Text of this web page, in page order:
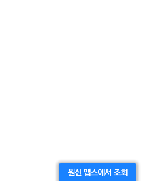
원신 맵스에서 조회